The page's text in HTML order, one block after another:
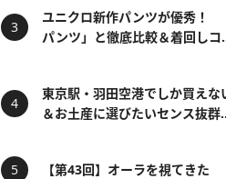
ユニクロ新作パンツが優秀！
パンツ」と徹底比較＆着回しコ
東京駅・羽田空港でしか買え
＆お土産に選びたいセンス抜群
【第43回】オーラを視てきた